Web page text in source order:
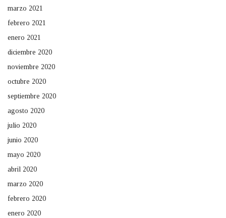
marzo 2021
febrero 2021
enero 2021
diciembre 2020
noviembre 2020
octubre 2020
septiembre 2020
agosto 2020
julio 2020
junio 2020
mayo 2020
abril 2020
marzo 2020
febrero 2020
enero 2020